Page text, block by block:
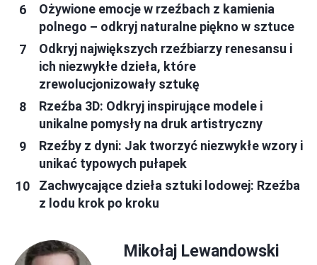
Ożywione emocje w rzeźbach z kamienia
polnego – odkryj naturalne piękno w sztuce
Odkryj największych rzeźbiarzy renesansu i
ich niezwykłe dzieła, które
zrewolucjonizowały sztukę
Rzeźba 3D: Odkryj inspirujące modele i
unikalne pomysły na druk artistryczny
Rzeźby z dyni: Jak tworzyć niezwykłe wzory i
unikać typowych pułapek
Zachwycające dzieła sztuki lodowej: Rzeźba
z lodu krok po kroku
Mikołaj Lewandowski